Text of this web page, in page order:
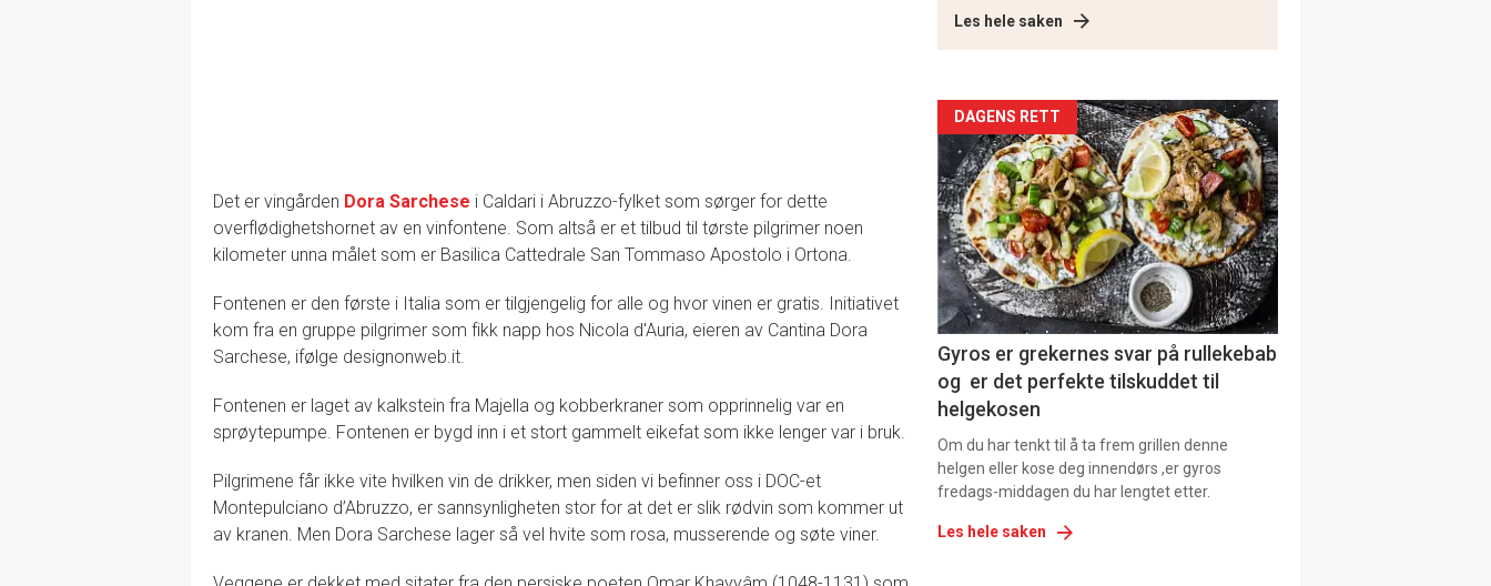
Det er vingården Dora Sarchese i Caldari i Abruzzo-fylket som sørger for dette
overflødighetshornet av en vinfontene. Som altså er et tilbud til tørste pilgrimer noen
kilometer unna målet som er Basilica Cattedrale San Tommaso Apostolo i Ortona.
Fontenen er den første i Italia som er tilgjengelig for alle og hvor vinen er gratis. Initiativet
kom fra en gruppe pilgrimer som fikk napp hos Nicola d'Auria, eieren av Cantina Dora
Sarchese, ifølge designonweb.it.
Fontenen er laget av kalkstein fra Majella og kobberkraner som opprinnelig var en
sprøytepumpe. Fontenen er bygd inn i et stort gammelt eikefat som ikke lenger var i bruk.
Pilgrimene får ikke vite hvilken vin de drikker, men siden vi befinner oss i DOC-et
Montepulciano d’Abruzzo, er sannsynligheten stor for at det er slik rødvin som kommer ut
av kranen. Men Dora Sarchese lager så vel hvite som rosa, musserende og søte viner.
Les hele saken
Artikler
detail
-
section
11
DAGENS RETT
Gyros er grekernes svar på rullekebab
og er det perfekte tilskuddet til
helgekosen
Om du har tenkt til å ta frem grillen denne
helgen eller kose deg innendørs ,er gyros
fredags-middagen du har lengtet etter.
Les hele saken